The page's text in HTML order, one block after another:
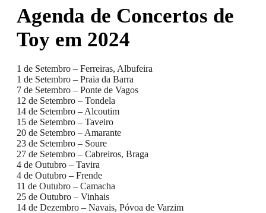
Agenda de Concertos de
Toy em 2024
1 de Setembro – Ferreiras, Albufeira
1 de Setembro – Praia da Barra
7 de Setembro – Ponte de Vagos
12 de Setembro – Tondela
14 de Setembro – Alcoutim
15 de Setembro – Taveiro
20 de Setembro – Amarante
23 de Setembro – Soure
27 de Setembro – Cabreiros, Braga
4 de Outubro – Tavira
4 de Outubro – Frende
11 de Outubro – Camacha
25 de Outubro – Vinhais
14 de Dezembro – Navais, Póvoa de Varzim